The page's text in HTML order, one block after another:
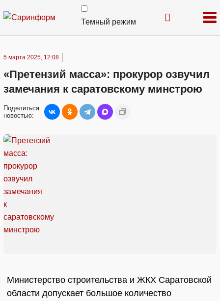
Темный режим
5 марта 2025, 12:08
«Претензий масса»: прокурор озвучил
замечания к саратовскому минстрою
Поделиться
новостью:
Министерство строительства и ЖКХ Саратовской
области допускает большое количество